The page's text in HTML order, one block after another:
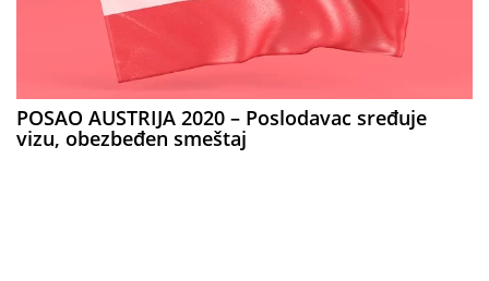
POSAO AUSTRIJA 2020 – Poslodavac sređuje
vizu, obezbeđen smeštaj